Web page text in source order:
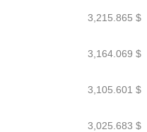
3,215.865 $
3,164.069 $
3,105.601 $
3,025.683 $